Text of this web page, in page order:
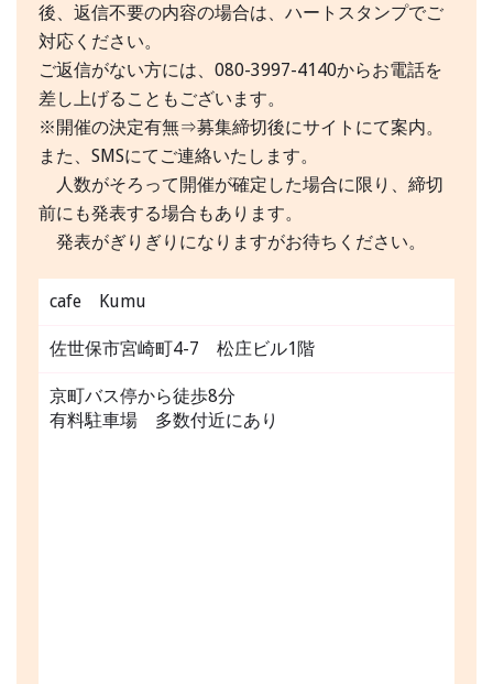
後、返信不要の内容の場合は、ハートスタンプでご
対応ください。
ご返信がない方には、080-3997-4140からお電話を
差し上げることもございます。
※開催の決定有無⇒募集締切後にサイトにて案内。
また、SMSにてご連絡いたします。
人数がそろって開催が確定した場合に限り、締切
前にも発表する場合もあります。
発表がぎりぎりになりますがお待ちください。
cafe Kumu
佐世保市宮崎町4-7 松庄ビル1階
京町バス停から徒歩8分
有料駐車場 多数付近にあり